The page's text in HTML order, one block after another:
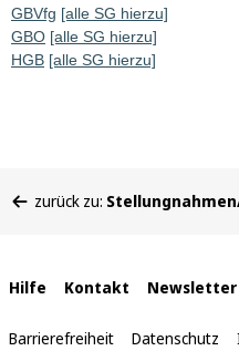
GBVfg [alle SG hierzu]
GBO [alle SG hierzu]
HGB [alle SG hierzu]
befinden
zurück zu:
Interne
Links
Hilfe Kontakt Newsletter
Barrierefreiheit Datenschutz